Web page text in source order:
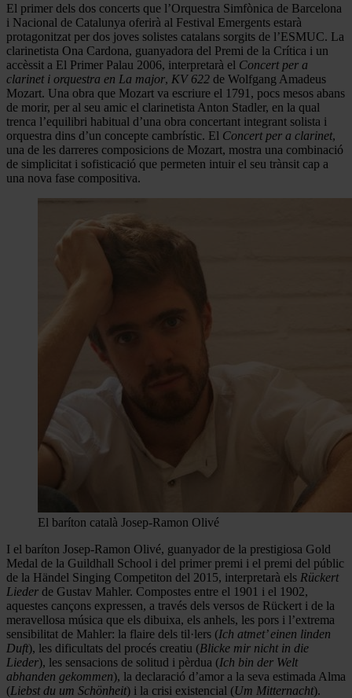
El primer dels dos concerts que l’Orquestra Simfònica de Barcelona
i Nacional de Catalunya oferirà al Festival Emergents estarà
protagonitzat per dos joves solistes catalans sorgits de l’ESMUC. La
clarinetista Ona Cardona, guanyadora del Premi de la Crítica i un
accèssit a El Primer Palau 2006, interpretarà el Concert per a
clarinet i orquestra en La major, KV 622 de Wolfgang Amadeus
Mozart. Una obra que Mozart va escriure el 1791, pocs mesos abans
de morir, per al seu amic el clarinetista Anton Stadler, en la qual
trenca l’equilibri habitual d’una obra concertant integrant solista i
orquestra dins d’un concepte cambrístic. El Concert per a clarinet,
una de les darreres composicions de Mozart, mostra una combinació
de simplicitat i sofisticació que permeten intuir el seu trànsit cap a
una nova fase compositiva.
El baríton català Josep-Ramon Olivé
I el baríton Josep-Ramon Olivé, guanyador de la prestigiosa Gold
Medal de la Guildhall School i del primer premi i el premi del públic
de la Händel Singing Competiton del 2015, interpretarà els Rückert
Lieder de Gustav Mahler. Compostes entre el 1901 i el 1902,
aquestes cançons expressen, a través dels versos de Rückert i de la
meravellosa música que els dibuixa, els anhels, les pors i l’extrema
sensibilitat de Mahler: la flaire dels til·lers (Ich atmet’ einen linden
Duft), les dificultats del procés creatiu (Blicke mir nicht in die
Lieder), les sensacions de solitud i pèrdua (Ich bin der Welt
abhanden gekommen), la declaració d’amor a la seva estimada Alma
(Liebst du um Schönheit) i la crisi existencial (Um Mitternacht).